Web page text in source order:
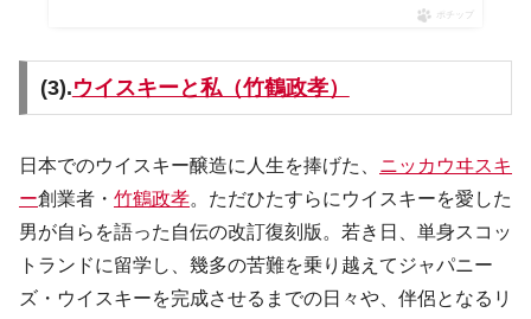
ポチップ
(3).ウイスキーと私（竹鶴政孝）
日本でのウイスキー醸造に人生を捧げた、 ニッカウヰスキ
ー創業者・ 竹鶴政孝。ただひたすらにウイスキーを愛した
男が自らを語った自伝の改訂復刻版。若き日、単身スコッ
トランドに留学し、幾多の苦難を乗り越えてジャパニー
ズ・ウイスキーを完成させるまでの日々や、伴侶となるリ